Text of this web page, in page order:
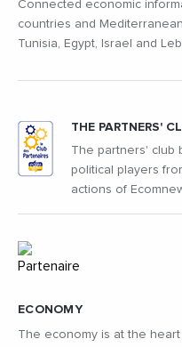
Connected economic
countries and
Tunisia, Egypt, Israel and
ECONOMY
The economy is at the
THE PARTNERS'
The partners' club
political players
actions of